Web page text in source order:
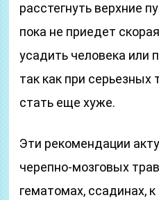
расстегнуть верхние
пока не приедет
усадить человека или
так как при
стать еще хуже.
Эти рекомендации
черепно-мозговых
гематомах, ссадинах,